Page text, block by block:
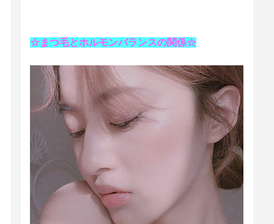
☆まつ毛とホルモンバランスの関係☆